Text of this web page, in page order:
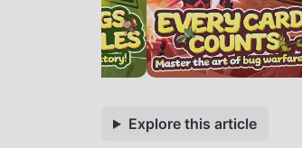
Explore this article